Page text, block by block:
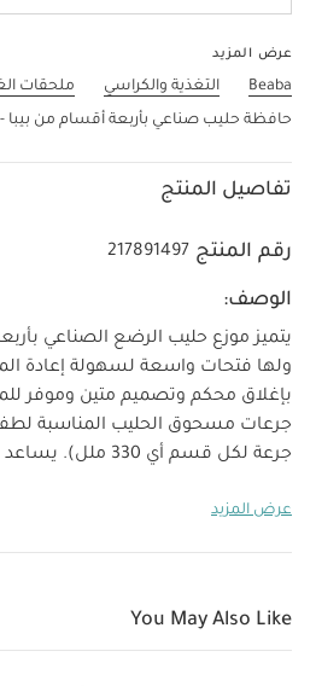
عرض المزيد
Beaba التغذية والكراسي
ملحقات
حافظة حليب صناعي بأربعة أقسام من بيبا -
تفاصيل المنتج
رقم المنتج 217891497
الوصف:
يتميز موزع حليب الرضع الصناعي
ولها فتحات واسعة لسهولة إعادة
بإغلاق محكم وتصميم متين وموفر
جرعة لكل قسم أي
لكل قسم
عرض المزيد
You May Also Like